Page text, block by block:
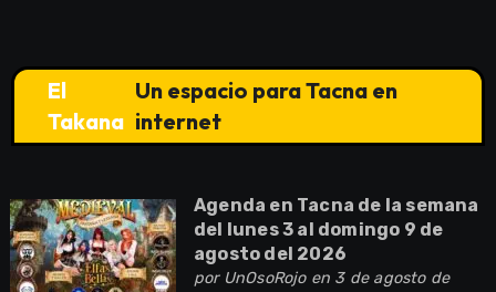
El
Takana
Un espacio para Tacna en
internet
Agenda en Tacna de la semana
del lunes 3 al domingo 9 de
agosto del 2026
por UnOsoRojoen 3 de agosto de